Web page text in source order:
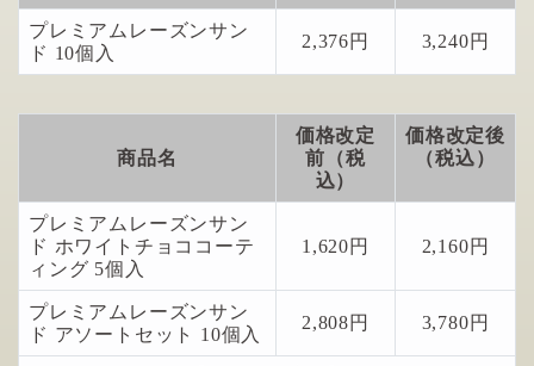
プレミアムレーズンサン
ド 10個入
2,376円 3,240円
商品名
価格改定
前（税
込）
価格改定後
（税込）
プレミアムレーズンサン
ド ホワイトチョココーテ
ィング 5個入
1,620円 2,160円
プレミアムレーズンサン
ド アソートセット 10個入
2,808円 3,780円